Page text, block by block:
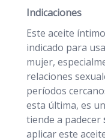
Indicaciones
Este aceite
indicado para
mujer,
relaciones
períodos
esta última, es
tiende a padecer
aplicar este